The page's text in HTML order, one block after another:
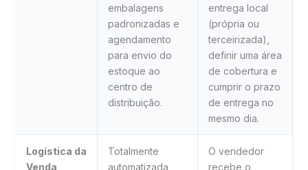
embalagens
padronizadas e
agendamento
para envio do
estoque ao
centro de
distribuição.
entrega local
(própria ou
terceirizada),
definir uma área
de cobertura e
cumprir o prazo
de entrega no
mesmo dia.
Logística da
Venda
Totalmente
automatizada
O vendedor
recebe o